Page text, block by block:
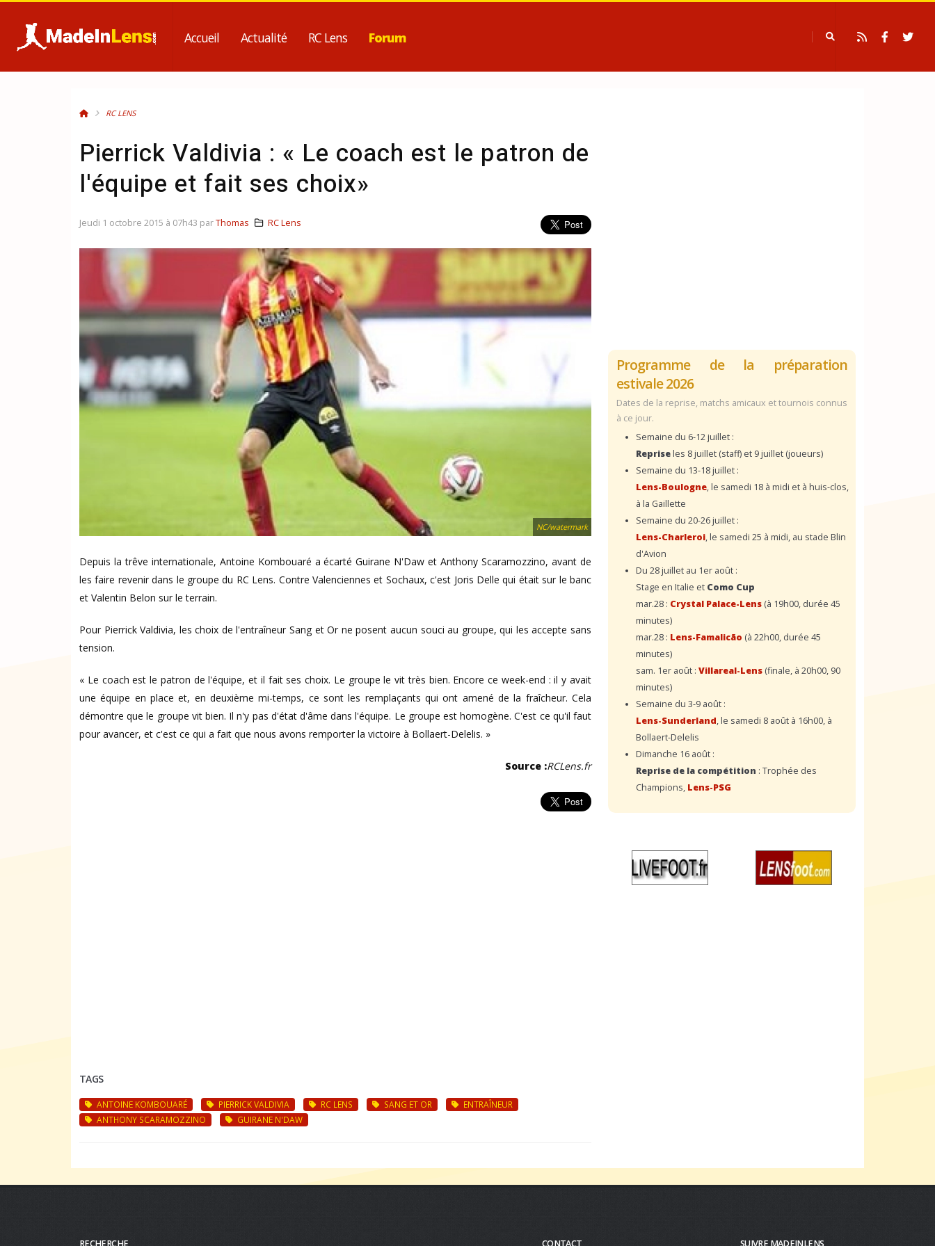
Accueil Actualité RC Lens Forum
RC LENS
Pierrick Valdivia : « Le coach est le patron de
l'équipe et fait ses choix»
NC/watermark
Depuis la trêve internationale, Antoine Kombouaré a écarté Guirane N'Daw et Anthony Scaramozzino, avant de
les faire revenir dans le groupe du RC Lens. Contre Valenciennes et Sochaux, c'est Joris Delle qui était sur le banc
et Valentin Belon sur le terrain.
Pour Pierrick Valdivia, les choix de l'entraîneur Sang et Or ne posent aucun souci au groupe, qui les accepte sans
tension.
« Le coach est le patron de l'équipe, et il fait ses choix. Le groupe le vit très bien. Encore ce week-end : il y avait
une équipe en place et, en deuxième mi-temps, ce sont les remplaçants qui ont amené de la fraîcheur. Cela
démontre que le groupe vit bien. Il n'y pas d'état d'âme dans l'équipe. Le groupe est homogène. C'est ce qu'il faut
pour avancer, et c'est ce qui a fait que nous avons remporter la victoire à Bollaert-Delelis. »
Source :RCLens.fr
Jeudi 1 octobre 2015 à 07h43 parThomas RC Lens
TAGS
ANTOINE KOMBOUARÉ PIERRICK VALDIVIA RC LENS SANG ET OR
ENTRAÎNEUR
ANTHONY SCARAMOZZINO
GUIRANE N'DAW
Programme de la préparation
estivale 2026
Dates de la reprise, matchs amicaux et tournois connus
à ce jour.
Semaine du 6-12 juillet :
Repriseles 8 juillet (staff) et 9 juillet (joueurs)
Semaine du 13-18 juillet :
Lens-Boulogne, le samedi 18 à midi et à huis-clos,
à la Gaillette
Semaine du 20-26 juillet :
Lens-Charleroi, le samedi 25 à midi, au stade Blin
d'Avion
Du 28 juillet au 1er août :
Stage en Italie et Como Cup
mar.28 : Crystal Palace-Lens (à 19h00, durée 45
minutes)
mar.28 : Lens-Famalicão (à 22h00, durée 45
minutes)
sam. 1er août : Villareal-Lens (finale, à 20h00, 90
minutes)
Semaine du 3-9 août :
Lens-Sunderland, le samedi 8 août à 16h00, à
Bollaert-Delelis
Dimanche 16 août :
Reprise de la compétition : Trophée des
Champions, Lens-PSG
RECHERCHE CONTACT SUIVRE MADEINLENS